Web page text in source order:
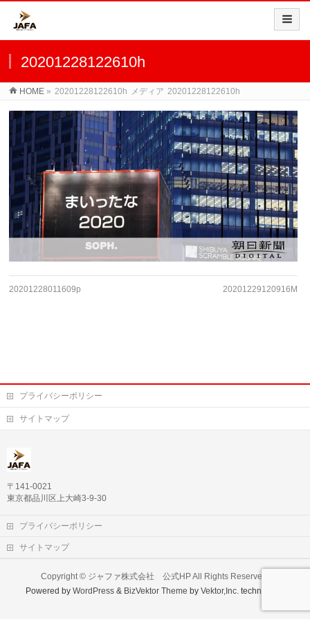
20201228122610h
HOME » 20201228122610h メディア 20201228122610h
20201228011609p 20201229120916M
プライバシーポリシー
サイトマップ
〒141-0021
東京都品川区上大崎3-9-30
プライバシーポリシー
サイトマップ
Copyright © ジャファ株式会社 公式HPAll Rights Reserved.
Powered byWordPress & BizVektor Theme byVektor,Inc. technology.